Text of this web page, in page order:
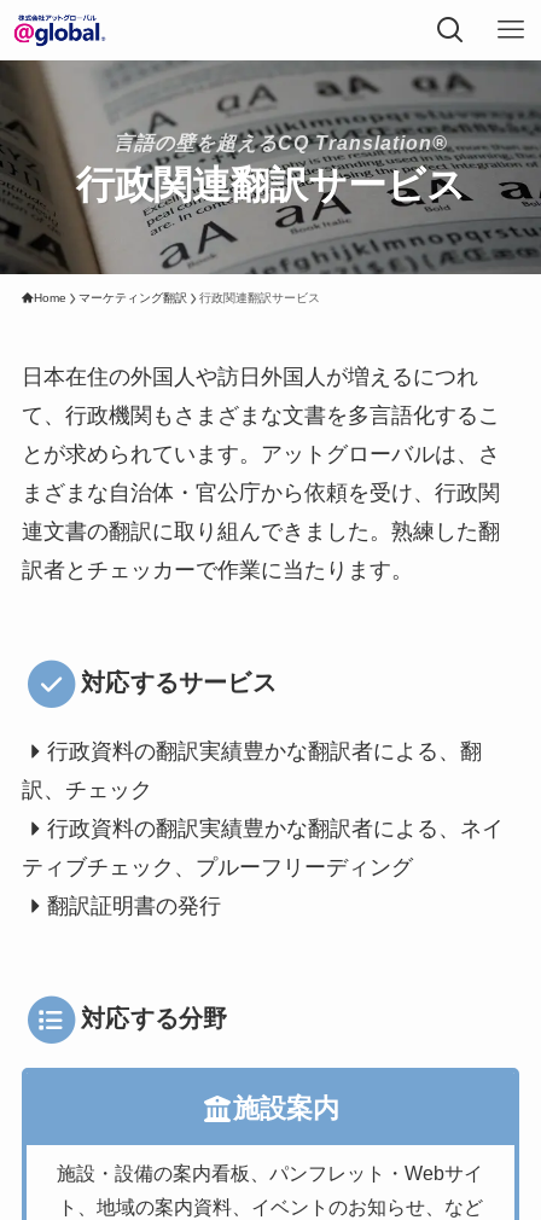
行政関連翻訳サービス
言語の壁を超えるCQ Translation®
Home マーケティング翻訳 行政関連翻訳サービス
日本在住の外国人や訪日外国人が増えるにつれ
て、行政機関もさまざまな文書を多言語化するこ
とが求められています。アットグローバルは、さ
まざまな自治体・官公庁から依頼を受け、行政関
連文書の翻訳に取り組んできました。熟練した翻
訳者とチェッカーで作業に当たります。
対応するサービス
行政資料の翻訳実績豊かな翻訳者による、翻
訳、チェック
行政資料の翻訳実績豊かな翻訳者による、ネイ
ティブチェック、プルーフリーディング
翻訳証明書の発行
対応する分野
施設案内
施設・設備の案内看板、パンフレット・Webサイ
ト、地域の案内資料、イベントのお知らせ、など